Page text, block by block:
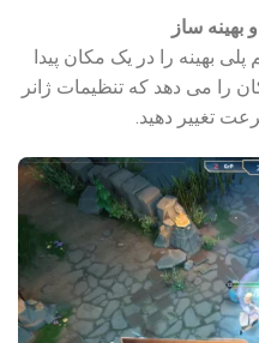
بهینه ساز
بهینه را در یک مکان پیدا
را می دهد که تنظیمات ژانر
تغییر دهید.